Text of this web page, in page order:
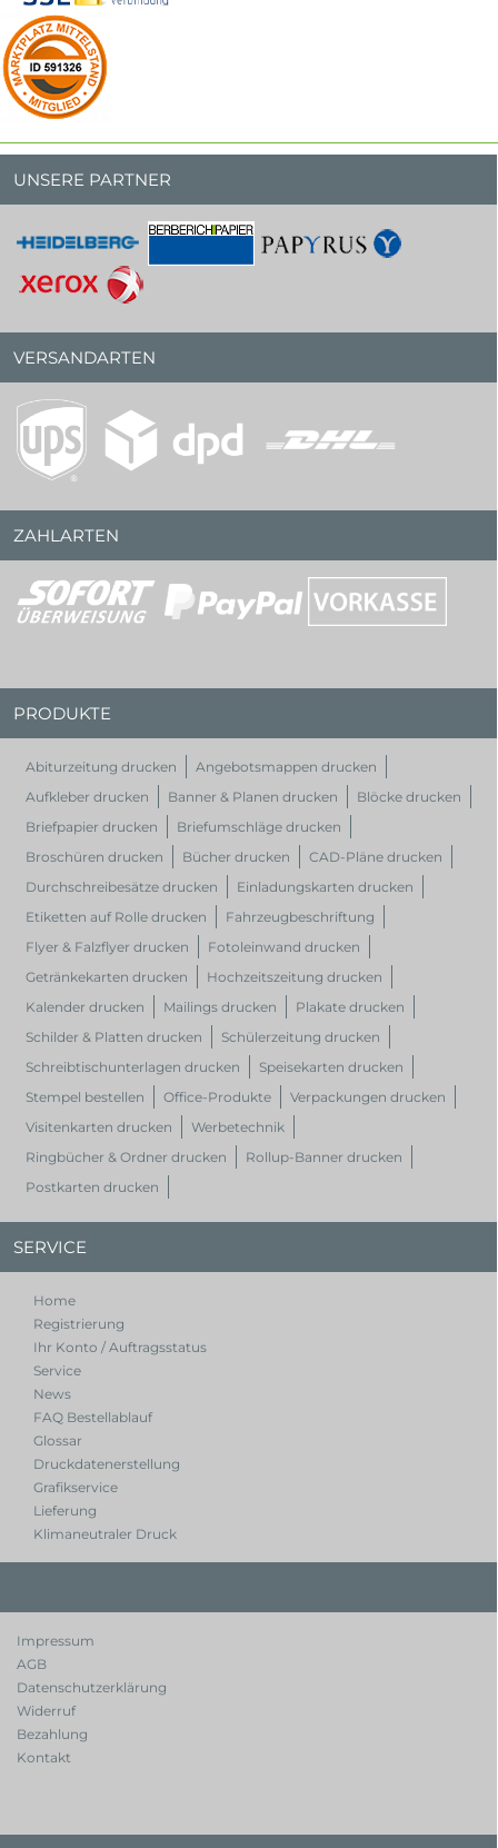
UNSERE PARTNER
VERSANDARTEN
ZAHLARTEN
PRODUKTE
Abiturzeitung drucken
Angebotsmappen drucken
Aufkleber drucken
Banner & Planen drucken
Blöcke drucken
Briefpapier drucken
Briefumschläge drucken
Broschüren drucken
Bücher drucken
CAD-Pläne drucken
Durchschreibesätze drucken
Einladungskarten drucken
Etiketten auf Rolle drucken
Fahrzeugbeschriftung
Flyer & Falzflyer drucken
Fotoleinwand drucken
Getränkekarten drucken
Hochzeitszeitung drucken
Kalender drucken
Mailings drucken
Plakate drucken
Schilder & Platten drucken
Schülerzeitung drucken
Schreibtischunterlagen drucken
Speisekarten drucken
Stempel bestellen
Office-Produkte
Verpackungen drucken
Visitenkarten drucken
Werbetechnik
Ringbücher & Ordner drucken
Rollup-Banner drucken
Postkarten drucken
SERVICE
Home
Registrierung
Ihr Konto / Auftragsstatus
Service
News
FAQ Bestellablauf
Glossar
Druckdatenerstellung
Grafikservice
Lieferung
Klimaneutraler Druck
Impressum
AGB
Datenschutzerklärung
Widerruf
Bezahlung
Kontakt